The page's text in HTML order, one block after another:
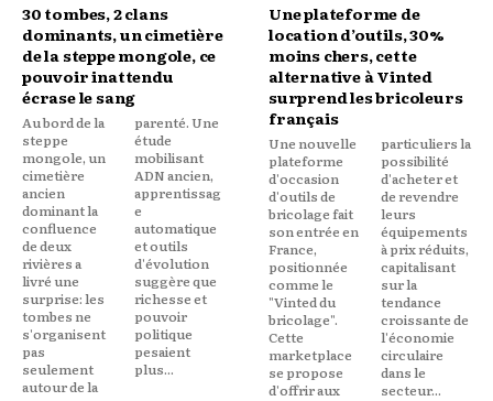
30 tombes, 2 clans
dominants, un cimetière
de la steppe mongole, ce
pouvoir inattendu
écrase le sang
Au bord de la
steppe
mongole, un
cimetière
ancien
dominant la
confluence
de deux
rivières a
livré une
surprise: les
tombes ne
s'organisent
pas
seulement
autour de la
parenté. Une
étude
mobilisant
ADN ancien,
apprentissag
e
automatique
et outils
d'évolution
suggère que
richesse et
pouvoir
politique
pesaient
plus...
Une plateforme de
location d’outils, 30%
moins chers, cette
alternative à Vinted
surprend les bricoleurs
français
Une nouvelle
plateforme
d'occasion
d'outils de
bricolage fait
son entrée en
France,
positionnée
comme le
"Vinted du
bricolage".
Cette
marketplace
se propose
d'offrir aux
particuliers la
possibilité
d'acheter et
de revendre
leurs
équipements
à prix réduits,
capitalisant
sur la
tendance
croissante de
l'économie
circulaire
dans le
secteur...